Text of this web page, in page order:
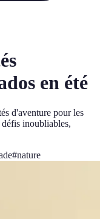
en été
d'aventure pour les
inoubliables,
#nature